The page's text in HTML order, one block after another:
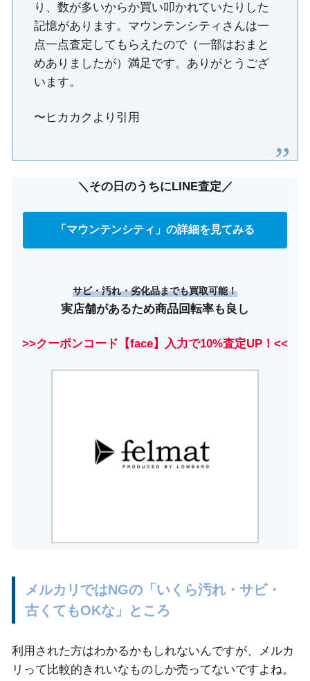
り、数が多いからか買い叩かれていたりした
記憶があります。マウンテンシティさんは一
点一点査定してもらえたので（一部はおまと
めありましたが）満足です。ありがとうござ
います。
〜ヒカカクより引用
＼その日のうちにLINE査定／
「マウンテンシティ」の詳細を見てみる
サビ・汚れ・劣化品までも買取可能！
実店舗があるため商品回転率も良し
>>クーポンコード【face】入力で10%査定UP！<<
メルカリではNGの「いくら汚れ・サビ・
古くてもOKな」ところ
利用された方はわかるかもしれないんですが、メルカ
リって比較的きれいなものしか売ってないですよね。